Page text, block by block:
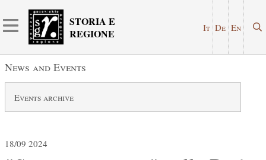
STORIA E
REGIONE
It De En
News and Events
Events archive
18/09 2024